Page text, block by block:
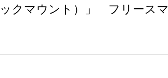
クマウント）」 フリースマ